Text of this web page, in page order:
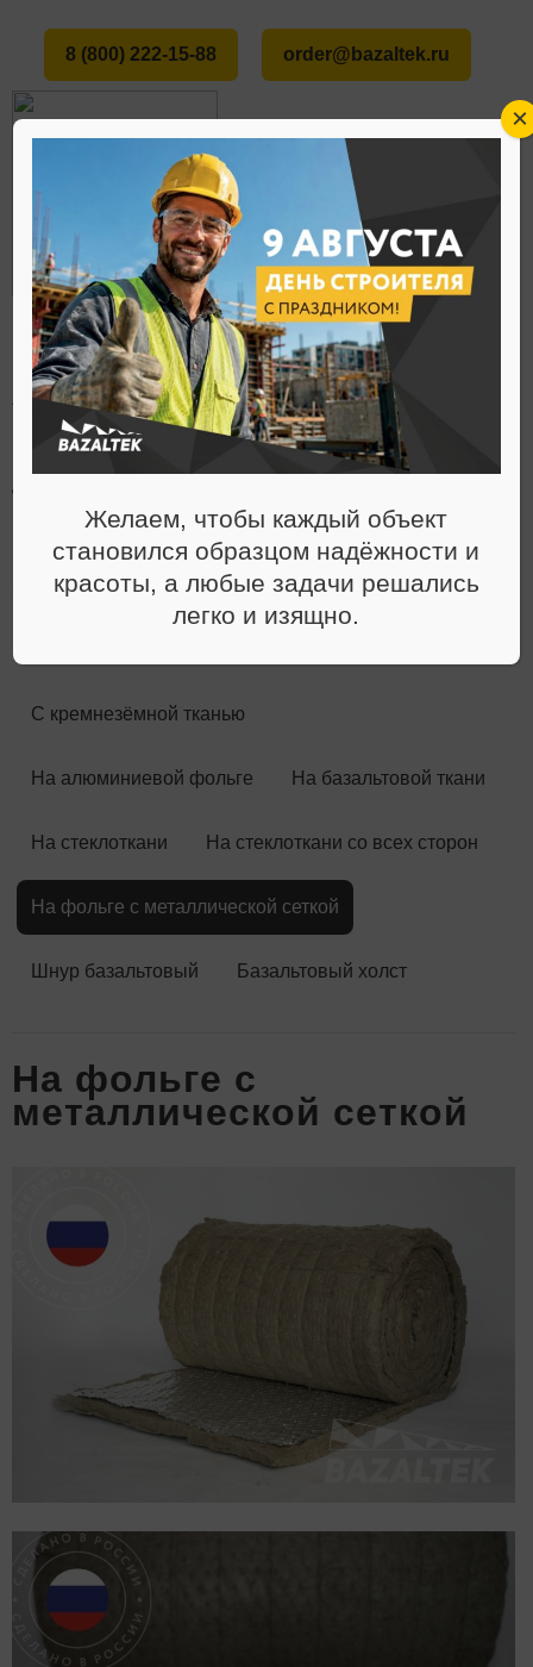
8 (800) 222-15-88 order@bazaltek.ru
ГЛАВНАЯ
ПРОДУКЦИЯ
ТЕПЛОИЗОЛЯЦИОННЫЕ МАТЕРИАЛЫ
НА ФОЛЬГЕ С МЕТАЛЛИЧЕСКОЙ СЕТКОЙ
Теплоизоляционные
материалы
С кремнезёмной тканью
На алюминиевой фольге На базальтовой ткани
На стеклоткани На стеклоткани со всех сторон
На фольге с металлической сеткой
Шнур базальтовый Базальтовый холст
На фольге с
металлической сеткой
Желаем, чтобы каждый объект
становился образцом надёжности и
красоты, а любые задачи решались
легко и изящно.
×